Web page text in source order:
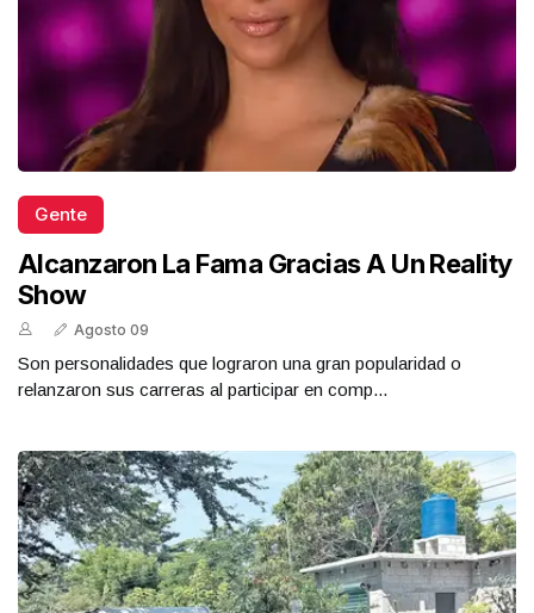
Gente
Alcanzaron La Fama Gracias A Un Reality
Show
Agosto 09
Son personalidades que lograron una gran popularidad o
relanzaron sus carreras al participar en comp...